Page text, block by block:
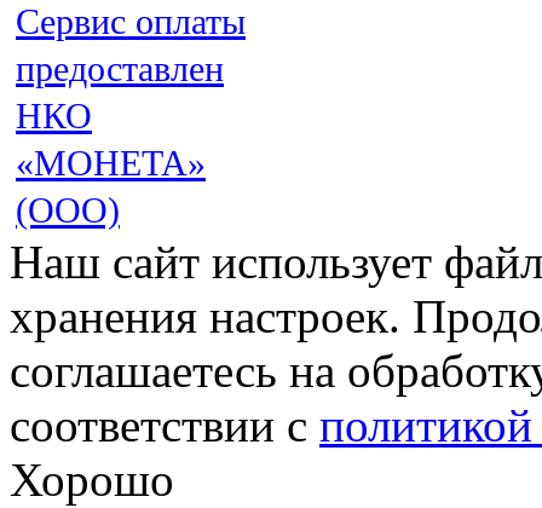
Сервис оплаты
предоставлен
НКО
«МОНЕТА»
(ООО)
Наш сайт использует
хранения настроек.
соглашаетесь на
соответствии с
Хорошо